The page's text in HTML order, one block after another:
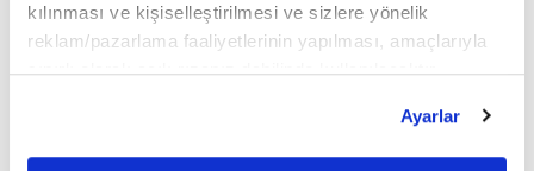
kılınması ve kişiselleştirilmesi ve sizlere yönelik
reklam/pazarlama faaliyetlerinin yapılması, amaçlarıyla
sınırlı olarak açık rızanız dahilinde kullanılacaktır.
belirleyebilirsiniz. Çerezlere ilişkin detaylı bilgi için
Ayarlar butonuna tıklayabilir,Çerez Bilgilendirme
Ayarlar
üretim miktarıyla yaklaşık 650 bin konut ve 2,5
milyon kişinin yıllık elektrik ihtiyacı karşılanıyor.
Tesisin bu üretim kapasitesi aynı zamanda
Türkiye'nin toplam hidroelektrik üretiminin yüzde